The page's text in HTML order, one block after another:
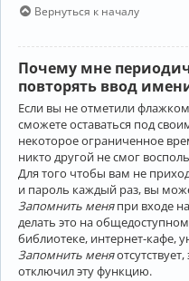
Вернуться к началу
Почему мне
повторять ввод
Если вы не отметили
сможете оставаться под
некоторое ограниченное
никто другой не смог
Для того чтобы вам не
и пароль каждый раз, вы
Запомнить меняпри входе
делать это на
библиотеке, интернет-кафе,
Запомнить меня
отключил эту функцию.